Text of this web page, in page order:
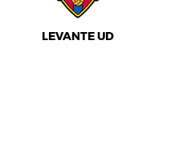
LEVANTE UD